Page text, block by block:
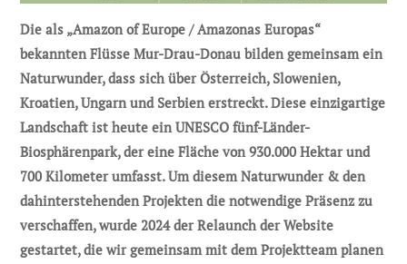
Die als „Amazon of Europe / Amazonas Europas“
bekannten Flüsse Mur-Drau-Donau bilden gemeinsam ein
Naturwunder, dass sich über Österreich, Slowenien,
Kroatien, Ungarn und Serbien erstreckt. Diese einzigartige
Landschaft ist heute ein UNESCO fünf-Länder-
Biosphärenpark, der eine Fläche von 930.000 Hektar und
700 Kilometer umfasst. Um diesem Naturwunder & den
dahinterstehenden Projekten die notwendige Präsenz zu
verschaffen, wurde 2024 der Relaunch der Website
gestartet, die wir gemeinsam mit dem Projektteam planen